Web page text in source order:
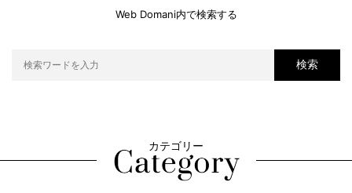
Web Domani内で検索する
検索
カテゴリー